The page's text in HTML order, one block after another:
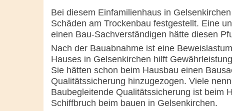
Bei diesem Einfamilienhaus in
Schäden am Trockenbau festgestellt. Eine
einen Bau-Sachverständigen hätte diesen
Nach der Bauabnahme ist eine
Hauses in Gelsenkirchen hilft
Sie hätten schon beim Hausbau einen
Qualitätssicherung hinzugezogen. Viele
Baubegleitende Qualitätssicherung ist beim
Schiffbruch beim bauen in Gelsenkirchen.